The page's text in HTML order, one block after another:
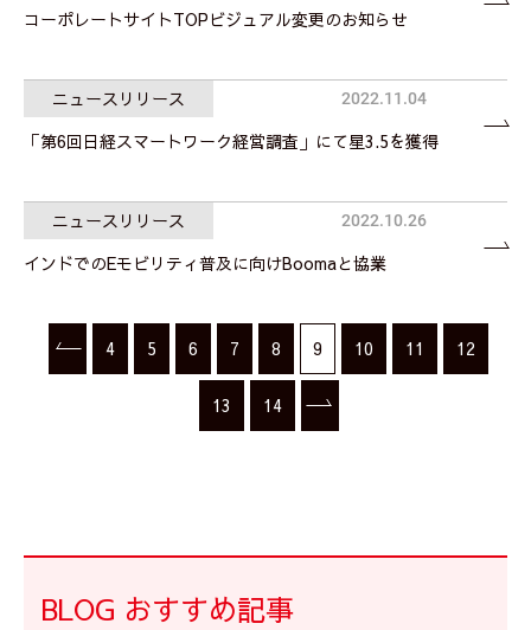
コーポレートサイトTOPビジュアル変更のお知らせ
ニュースリリース
「第6回日経スマートワーク経営調査」にて星3.5を獲得
2022.11.04
ニュースリリース
インドでのEモビリティ普及に向けBoomaと協業
2022.10.26
4 5 6 7 8 9 10 11 12
13 14
BLOG おすすめ記事